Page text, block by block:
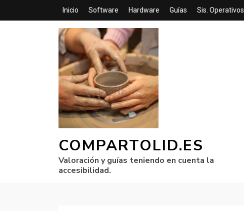
Inicio Software Hardware Guías Sis. Operativos
COMPARTOLID.ES
Valoración y guías teniendo en cuenta la
accesibilidad.